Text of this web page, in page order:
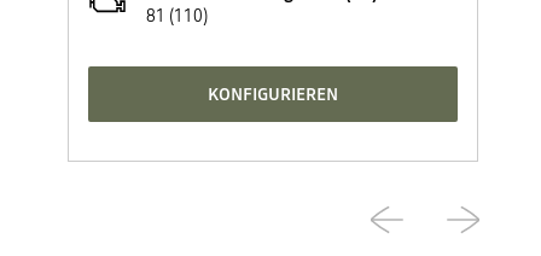
81 (110)
KONFIGURIEREN